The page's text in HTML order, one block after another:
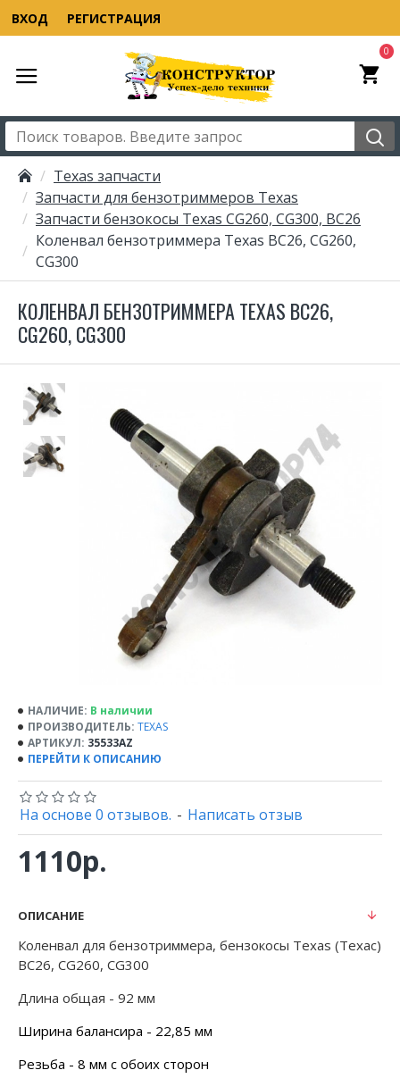
ВХОД РЕГИСТРАЦИЯ
0
Texas запчасти
Запчасти для бензотриммеров Texas
Запчасти бензокосы Texas CG260, CG300, BC26
Коленвал бензотриммера Texas BC26, CG260,
CG300
КОЛЕНВАЛ БЕНЗОТРИММЕРА TEXAS BC26,
CG260, CG300
НАЛИЧИЕ: В наличии
ПРОИЗВОДИТЕЛЬ: TEXAS
АРТИКУЛ: 35533AZ
ПЕРЕЙТИ К ОПИСАНИЮ
На основе 0 отзывов. - Написать отзыв
1110р.
ОПИСАНИЕ
Коленвал для бензотриммера, бензокосы Texas (Техас)
BC26, CG260, CG300
Длина общая - 92 мм
Ширина балансира - 22,85 мм
Резьба - 8 мм с обоих сторон